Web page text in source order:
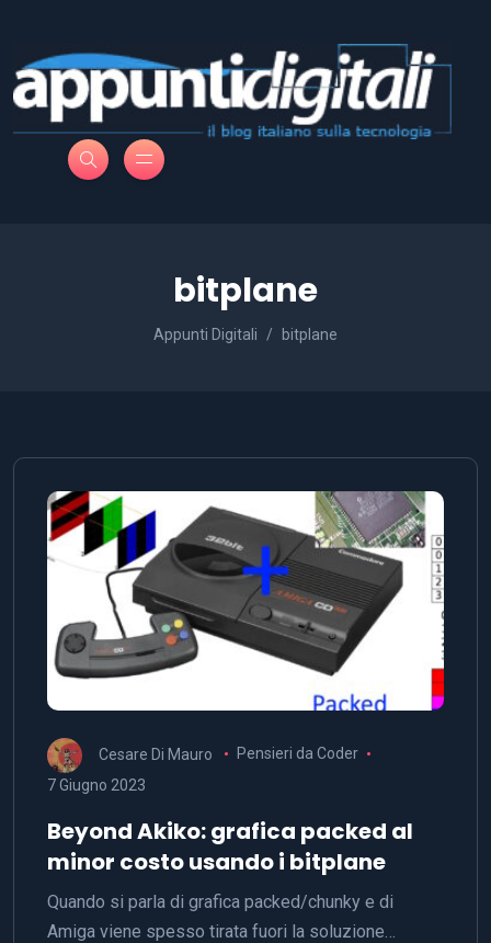
bitplane
Appunti Digitali bitplane
Cesare Di Mauro
Pensieri da Coder
7 Giugno 2023
Beyond Akiko: grafica packed al
minor costo usando i bitplane
Quando si parla di grafica packed/chunky e di
Amiga viene spesso tirata fuori la soluzione…